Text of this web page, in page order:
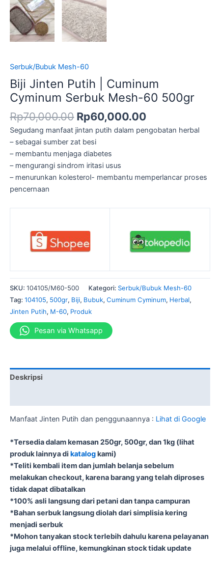
Serbuk/Bubuk Mesh-60
Biji Jinten Putih | Cuminum
Cyminum Serbuk Mesh-60 500gr
Rp70,000.00 Rp60,000.00
Segudang manfaat jintan putih dalam pengobatan herbal
– sebagai sumber zat besi
– membantu menjaga diabetes
– mengurangi sindrom iritasi usus
– menurunkan kolesterol- membantu memperlancar proses
pencernaan
SKU: 104105/M60-500 Kategori: Serbuk/Bubuk Mesh-60
Tag: 104105, 500gr, Biji, Bubuk, Cuminum Cyminum, Herbal,
Jinten Putih, M-60, Produk
Pesan via Whatsapp
Deskripsi
Manfaat Jinten Putih dan penggunaannya : Lihat di Google
*Tersedia dalam kemasan 250gr, 500gr, dan 1kg (lihat
produk lainnya di katalogkami)
*Teliti kembali item dan jumlah belanja sebelum
melakukan checkout, karena barang yang telah diproses
tidak dapat dibatalkan
*100% asli langsung dari petani dan tanpa campuran
*Bahan serbuk langsung diolah dari simplisia kering
menjadi serbuk
*Mohon tanyakan stock terlebih dahulu karena pelayanan
juga melalui offline, kemungkinan stock tidak update